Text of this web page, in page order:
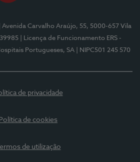
| Avenida Carvalho Araújo, 55, 5000-657 Vila
| Licença de Funcionamento ERS -
Portugueses, SA | NIPC501 245 570
de privacidade
Política de cookies
de utilização